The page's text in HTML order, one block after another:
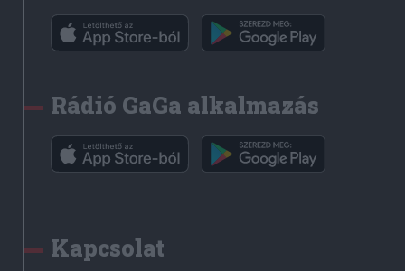
Rádió GaGa alkalmazás
Kapcsolat